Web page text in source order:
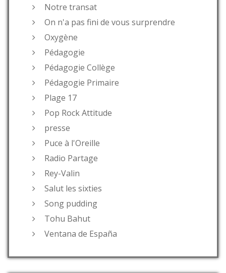
Notre transat
On n'a pas fini de vous surprendre
Oxygène
Pédagogie
Pédagogie Collège
Pédagogie Primaire
Plage 17
Pop Rock Attitude
presse
Puce à l'Oreille
Radio Partage
Rey-Valin
Salut les sixties
Song pudding
Tohu Bahut
Ventana de España